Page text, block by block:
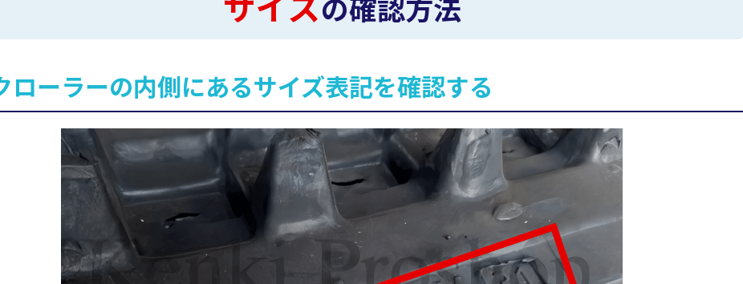
ローラーの内側にあるサイズ表記を確認する